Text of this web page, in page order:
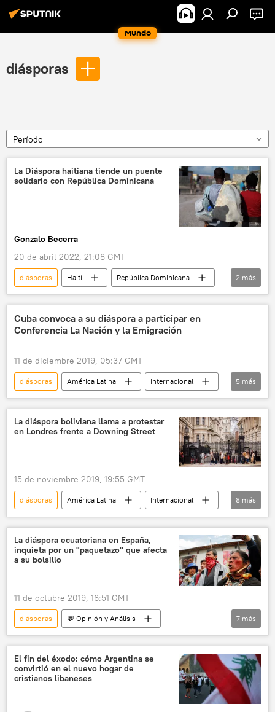
Mundo
diásporas
Período
La Diáspora haitiana tiende un puente
solidario con República Dominicana
Gonzalo Becerra
20 de abril 2022, 21:08 GMT
diásporas Haití
República Dominicana
América Latina
migración
2 más
Cuba convoca a su diáspora a participar en
Conferencia La Nación y la Emigración
11 de diciembre 2019, 05:37 GMT
diásporas América Latina
Internacional
Cuba
residentes
migración
acercamiento
noticias
5 más
La diáspora boliviana llama a protestar
en Londres frente a Downing Street
15 de noviembre 2019, 19:55 GMT
diásporas América Latina
Internacional
🌍 Europa
Evo Morales
Reino Unido
protestas
Bolivia
Londres
Bolivia, bajo el nuevo Gobierno de facto de Jeanine Áñez
8 más
La diáspora ecuatoriana en España,
inquieta por un "paquetazo" que afecta
a su bolsillo
11 de octubre 2019, 16:51 GMT
diásporas
💬 Opinión y Análisis
América Latina
Internacional
Ecuador
emigrante
España
noticias
7 más
El fin del éxodo: cómo Argentina se
convirtió en el nuevo hogar de
cristianos libaneses